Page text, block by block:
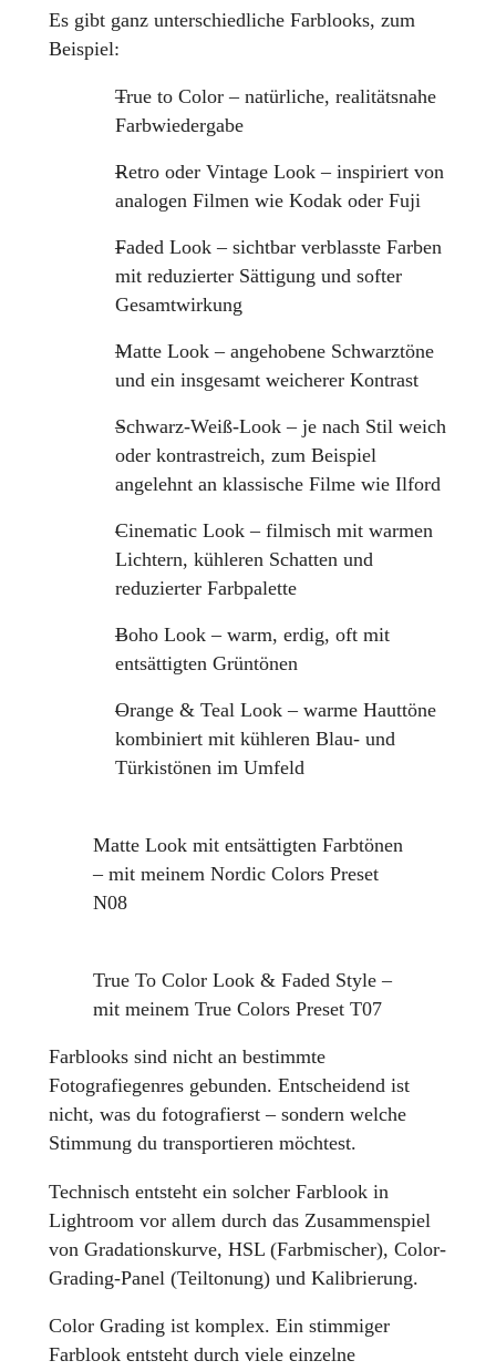
Es gibt ganz unterschiedliche Farblooks, zum
Beispiel:
True to Color – natürliche, realitätsnahe
Farbwiedergabe
Retro oder Vintage Look – inspiriert von
analogen Filmen wie Kodak oder Fuji
Faded Look – sichtbar verblasste Farben
mit reduzierter Sättigung und softer
Gesamtwirkung
Matte Look – angehobene Schwarztöne
und ein insgesamt weicherer Kontrast
Schwarz-Weiß-Look – je nach Stil weich
oder kontrastreich, zum Beispiel
angelehnt an klassische Filme wie Ilford
Cinematic Look – filmisch mit warmen
Lichtern, kühleren Schatten und
reduzierter Farbpalette
Boho Look – warm, erdig, oft mit
entsättigten Grüntönen
Orange & Teal Look – warme Hauttöne
kombiniert mit kühleren Blau- und
Türkistönen im Umfeld
Matte Look mit entsättigten Farbtönen
– mit meinem Nordic Colors Preset
N08
True To Color Look & Faded Style –
mit meinem True Colors Preset T07
Farblooks sind nicht an bestimmte
Fotografiegenres gebunden. Entscheidend ist
nicht, was du fotografierst – sondern welche
Stimmung du transportieren möchtest.
Technisch entsteht ein solcher Farblook in
Lightroom vor allem durch das Zusammenspiel
von Gradationskurve, HSL (Farbmischer), Color-
Grading-Panel (Teiltonung) und Kalibrierung.
Color Grading ist komplex. Ein stimmiger
Farblook entsteht durch viele einzelne